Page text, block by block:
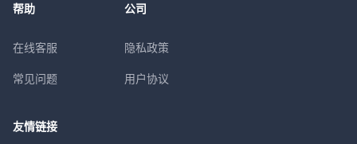
帮助
在线客服
常见问题
公司
隐私政策
用户协议
友情链接